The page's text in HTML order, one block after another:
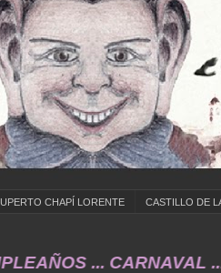
CHAPÍ LORENTE CASTILLO DE
CARNAVAL ... FERIA